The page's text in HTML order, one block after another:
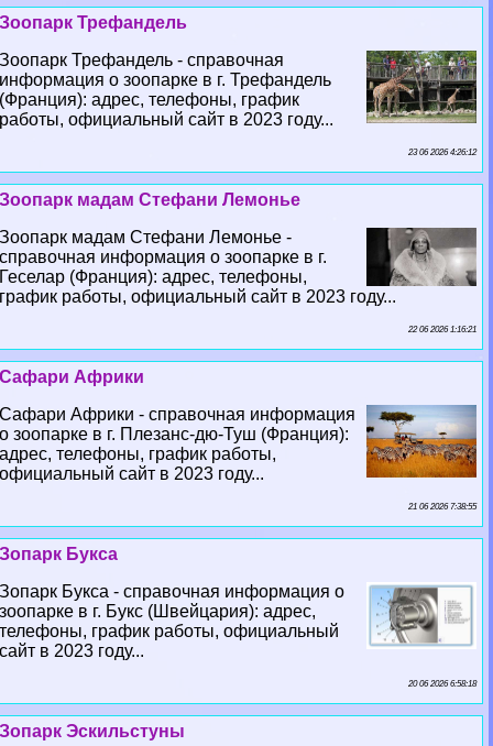
Зоопарк Трефандель
Зоопарк Трефандель - справочная
информация о зоопарке в г. Трефандель
(Франция): адрес, телефоны, график
работы, официальный сайт в 2023 году...
23 06 2026 4:26:12
Зоопарк мадам Стефани Лемонье
Зоопарк мадам Стефани Лемонье -
справочная информация о зоопарке в г.
Геселар (Франция): адрес, телефоны,
график работы, официальный сайт в 2023 году...
22 06 2026 1:16:21
Сафари Африки
Сафари Африки - справочная информация
о зоопарке в г. Плезанс-дю-Туш (Франция):
адрес, телефоны, график работы,
официальный сайт в 2023 году...
21 06 2026 7:38:55
Зопарк Букса
Зопарк Букса - справочная информация о
зоопарке в г. Букс (Швейцария): адрес,
телефоны, график работы, официальный
сайт в 2023 году...
20 06 2026 6:58:18
Зопарк Эскильстуны